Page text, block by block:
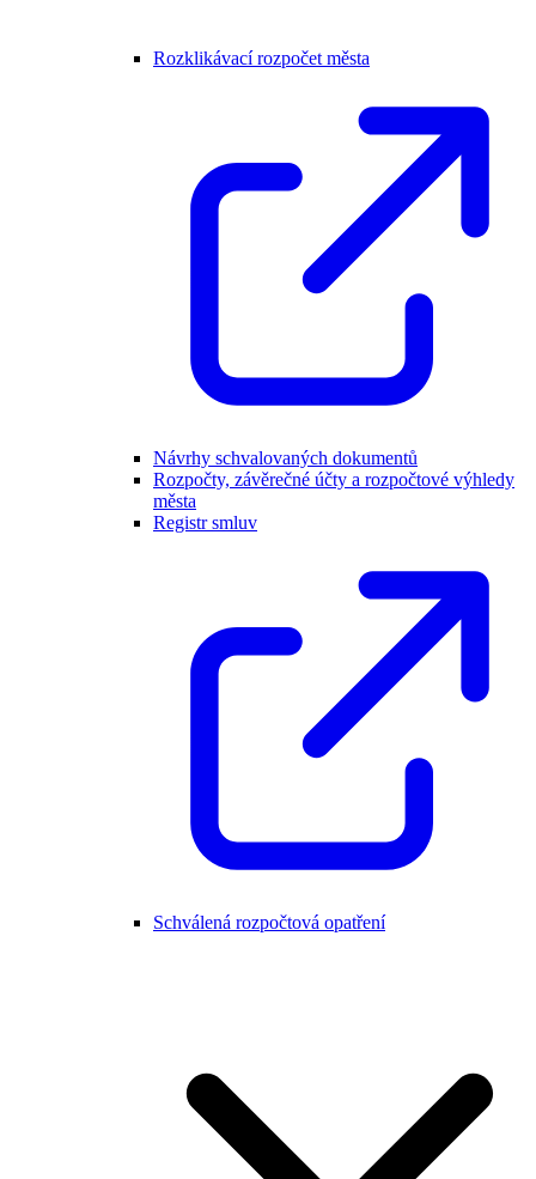
Rozklikávací rozpočet města
Návrhy schvalovaných dokumentů
Rozpočty, závěrečné účty a rozpočtové výhledy
města
Registr smluv
Schválená rozpočtová opatření